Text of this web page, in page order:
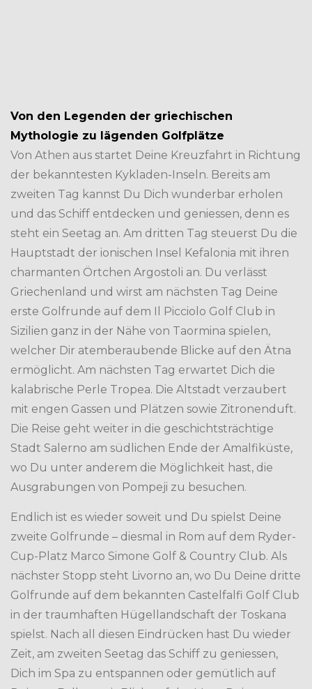
Von den Legenden der griechischen
Mythologie zu lägenden Golfplätze
Von Athen aus startet Deine Kreuzfahrt in Richtung
der bekanntesten Kykladen-Inseln. Bereits am
zweiten Tag kannst Du Dich wunderbar erholen
und das Schiff entdecken und geniessen, denn es
steht ein Seetag an. Am dritten Tag steuerst Du die
Hauptstadt der ionischen Insel Kefalonia mit ihren
charmanten Örtchen Argostoli an. Du verlässt
Griechenland und wirst am nächsten Tag Deine
erste Golfrunde auf dem Il Picciolo Golf Club in
Sizilien ganz in der Nähe von Taormina spielen,
welcher Dir atemberaubende Blicke auf den Ätna
ermöglicht. Am nächsten Tag erwartet Dich die
kalabrische Perle Tropea. Die Altstadt verzaubert
mit engen Gassen und Plätzen sowie Zitronenduft.
Die Reise geht weiter in die geschichtsträchtige
Stadt Salerno am südlichen Ende der Amalfiküste,
wo Du unter anderem die Möglichkeit hast, die
Ausgrabungen von Pompeji zu besuchen.
Endlich ist es wieder soweit und Du spielst Deine
zweite Golfrunde – diesmal in Rom auf dem Ryder-
Cup-Platz Marco Simone Golf & Country Club. Als
nächster Stopp steht Livorno an, wo Du Deine dritte
Golfrunde auf dem bekannten Castelfalfi Golf Club
in der traumhaften Hügellandschaft der Toskana
spielst. Nach all diesen Eindrücken hast Du wieder
Zeit, am zweiten Seetag das Schiff zu geniessen,
Dich im Spa zu entspannen oder gemütlich auf